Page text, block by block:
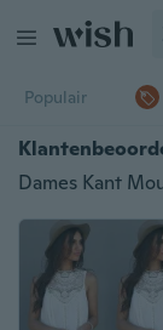
Populair